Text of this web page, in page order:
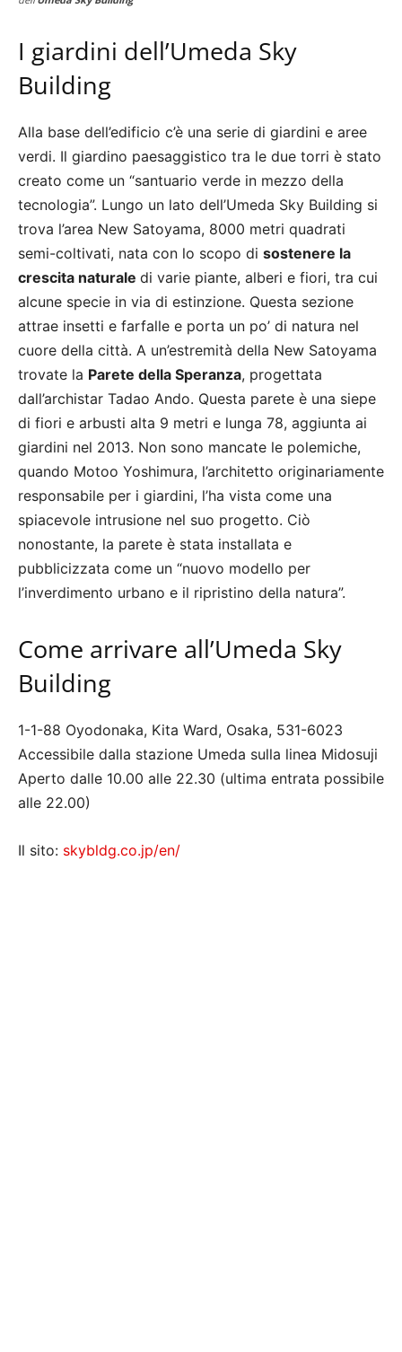
I giardini dell’Umeda Sky
Building
Alla base dell’edificio c’è una serie di giardini e aree
verdi. Il giardino paesaggistico tra le due torri è stato
creato come un “santuario verde in mezzo della
tecnologia”. Lungo un lato dell’Umeda Sky Building si
trova l’area New Satoyama, 8000 metri quadrati
semi-coltivati, nata con lo scopo di sostenere la
crescita naturale di varie piante, alberi e fiori, tra cui
alcune specie in via di estinzione. Questa sezione
attrae insetti e farfalle e porta un po’ di natura nel
cuore della città. A un’estremità della New Satoyama
trovate la Parete della Speranza, progettata
dall’archistar Tadao Ando. Questa parete è una siepe
di fiori e arbusti alta 9 metri e lunga 78, aggiunta ai
giardini nel 2013. Non sono mancate le polemiche,
quando Motoo Yoshimura, l’architetto originariamente
responsabile per i giardini, l’ha vista come una
spiacevole intrusione nel suo progetto. Ciò
nonostante, la parete è stata installata e
pubblicizzata come un “nuovo modello per
l’inverdimento urbano e il ripristino della natura”.
Come arrivare all’Umeda Sky
Building
1-1-88 Oyodonaka, Kita Ward, Osaka, 531-6023
Accessibile dalla stazione Umeda sulla linea Midosuji
Aperto dalle 10.00 alle 22.30 (ultima entrata possibile
alle 22.00)
Il sito: skybldg.co.jp/en/